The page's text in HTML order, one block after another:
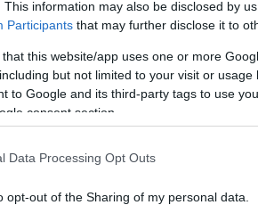
This information may also be disclosed by
Participants that may further disclose it to
that this website/app uses one or more
but not limited to your visit or
to Google and its third-party tags to use
consent section.
Data Processing Opt Outs
opt-out of the Sharing of my personal data.
Tetszik 0